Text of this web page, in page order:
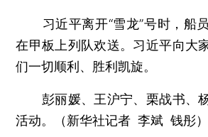
习近平离开“雪龙”号时，船
在甲板上列队欢送。习近平向大
们一切顺利、胜利凯旋。
彭丽媛、王沪宁、栗战书、
活动。（新华社记者 李斌 钱彤）